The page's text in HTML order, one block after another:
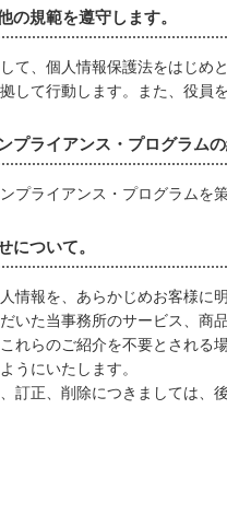
の規範を遵守します。
て、個人情報保護法をはじめ
して行動します。また、役員
プライアンス・プログラムの
プライアンス・プログラムを
について。
情報を、あらかじめお客様に
いた当事務所のサービス、商
れらのご紹介を不要とされる
うにいたします。
訂正、削除につきましては、